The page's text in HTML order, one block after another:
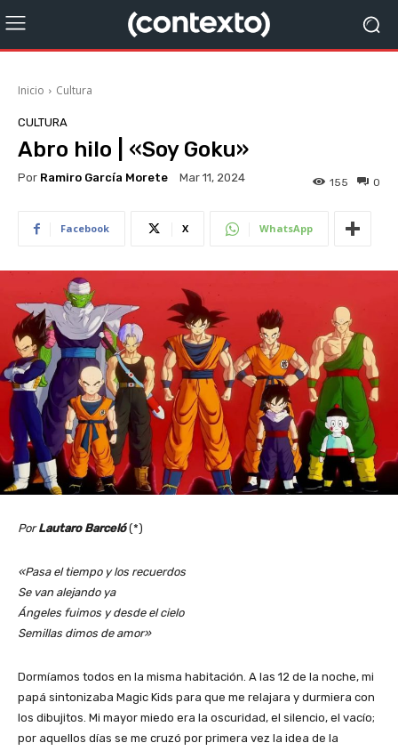
Inicio Cultura
CULTURA
Abro hilo | «Soy Goku»
Por Ramiro García Morete Mar 11, 2024 0
155
Facebook X WhatsApp
PorLautaro Barceló(*)
«Pasa el tiempo y los recuerdos
Se van alejando ya
Ángeles fuimos y desde el cielo
Semillas dimos de amor»
Dormíamos todos en la misma habitación. A las 12 de la noche, mi
papá sintonizaba Magic Kids para que me relajara y durmiera con
los dibujitos. Mi mayor miedo era la oscuridad, el silencio, el vacío;
por aquellos días se me cruzó por primera vez la idea de la